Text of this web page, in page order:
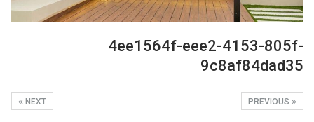
4ee1564f-eee2-4153-805f-
9c8af84dad35
NEXT